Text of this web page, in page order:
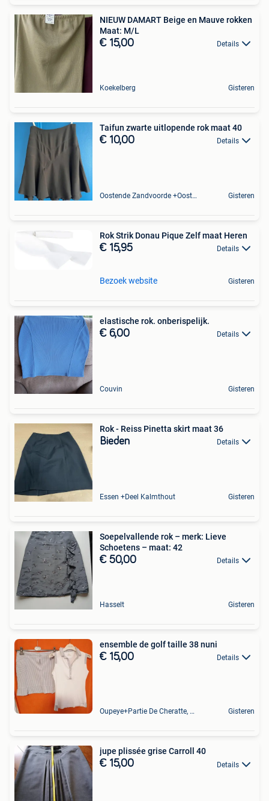
NIEUW DAMART Beige en Mauve rokken
Maat: M/L
€ 15,00 Details
Koekelberg Gisteren
Taifun zwarte uitlopende rok maat 40
€ 10,00 Details
Oostende Zandvoorde +Oostende Gisteren
Rok Strik Donau Pique Zelf maat Heren
€ 15,95 Details
Bezoek website Gisteren
elastische rok. onberispelijk.
€ 6,00 Details
Couvin Gisteren
Rok - Reiss Pinetta skirt maat 36
Bieden Details
Essen +Deel Kalmthout Gisteren
Soepelvallende rok – merk: Lieve
Schoetens – maat: 42
€ 50,00 Details
Hasselt Gisteren
ensemble de golf taille 38 nuni
€ 15,00 Details
Oupeye+Partie De Cheratte, Herstal Et Wandre Gisteren
jupe plissée grise Carroll 40
€ 15,00 Details